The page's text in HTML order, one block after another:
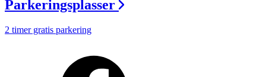
Parkeringsplasser
2 timer gratis parkering